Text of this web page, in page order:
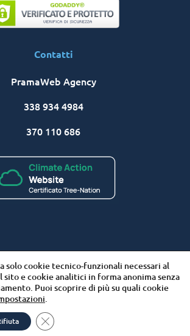
Contatti
PramaWeb Agency
338 934 4984
370 110 686
| Internet Marketing Solutions| P.IVA
02524540909
solo cookie tecnico-funzionali necessari al
e cookie analitici in forma anonima senza
Puoi scoprire di più su quali cookie
.
Close GDPR Cookie Banner